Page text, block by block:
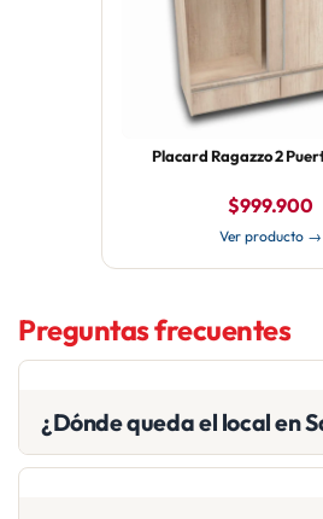
Placard Ragazzo 2
$999.900
Ver producto →
Preguntas frecuentes
¿Dónde queda el local en